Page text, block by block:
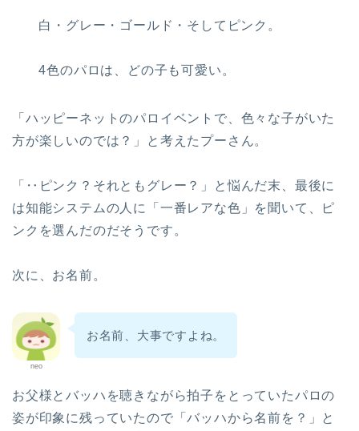
白・グレー・ゴールド・そしてピンク。
4色のパロは、どの子も可愛い。
「ハッピーネットのパロイベントで、色々な子がいた
方が楽しいのでは？」と考えたプーさん。
「‥ピンク？それともグレー？」と悩んだ末、最後に
は知能システムの人に「一番レアな色」を聞いて、ピ
ンクを選んだのだそうです。
次に、お名前。
neo
お名前、大事ですよね。
お父様とバッハを聴きながら拍子をとっていたパロの
姿が印象に残っていたので「バッハから名前を？」と